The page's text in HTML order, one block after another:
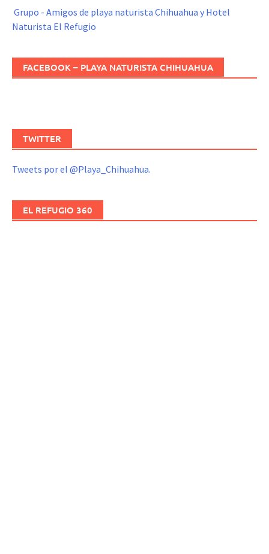
Grupo - Amigos de playa naturista Chihuahua y Hotel
Naturista El Refugio
FACEBOOK – PLAYA NATURISTA CHIHUAHUA
TWITTER
Tweets por el @Playa_Chihuahua.
EL REFUGIO 360